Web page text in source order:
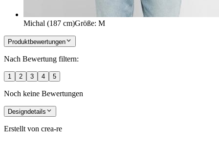
Michal (187 cm)Größe: M
Produktbewertungen
Nach Bewertung filtern:
1 2 3 4 5
Noch keine Bewertungen
Designdetails
Erstellt von crea-re